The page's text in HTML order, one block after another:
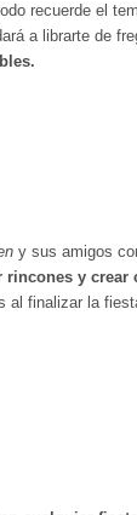
recuerde el
a librarte de
y sus amigos
rincones y crear
al finalizar la